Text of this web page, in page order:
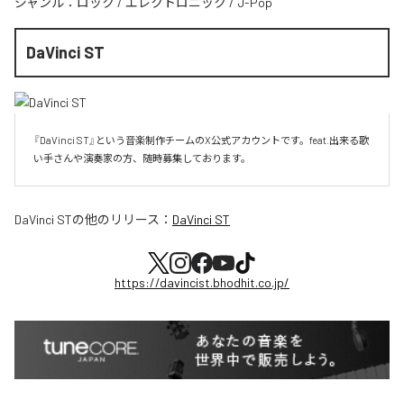
DaVinci ST
『DaVinci ST』という音楽制作チームのX公式アカウントです。feat.出来る歌
い手さんや演奏家の方、随時募集しております。
DaVinci STの他のリリース： DaVinci ST
https://davincist.bhodhit.co.jp/